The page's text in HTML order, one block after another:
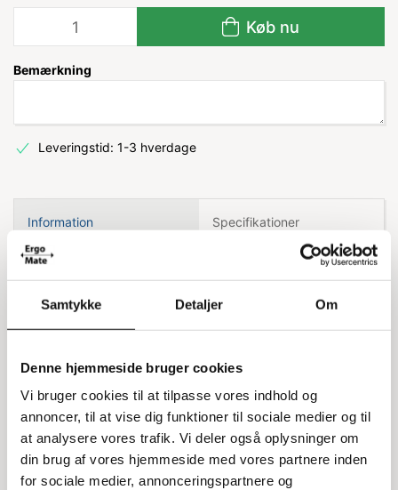
Samtykke Detaljer Om
Denne hjemmeside bruger cookies
Vi bruger cookies til at tilpasse vores indhold og
annoncer, til at vise dig funktioner til sociale medier og til
at analysere vores trafik. Vi deler også oplysninger om
din brug af vores hjemmeside med vores partnere inden
for sociale medier, annonceringspartnere og
Køb nu
Bemærkning
Leveringstid: 1-3 hverdage
Information Specifikationer
Kombimundstykke til Nilfisk
professionel støvsuger
professionel støvsuger model GD930. Det er et alsidigt
overflader, så du kan få en grundig rengøring hver gang.
Mundstykket er robust og holdbart, hvilket gør det ideelt
til både hårde gulve og tæpper.
Funktioner og fordele